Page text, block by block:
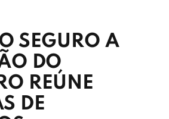
SEGURO A
DO
REÚNE
DE